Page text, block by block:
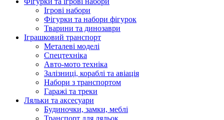
Ігрові набори
Фігурки та набори фігурок
Тварини та динозаври
Іграшковий транспорт
Металеві моделі
Спецтехніка
Авто-мото техніка
Залізниці, кораблі та авіація
Набори з транспортом
Гаражі та треки
Ляльки та аксесуари
Будиночки, замки, меблі
Транспорт для ляльок